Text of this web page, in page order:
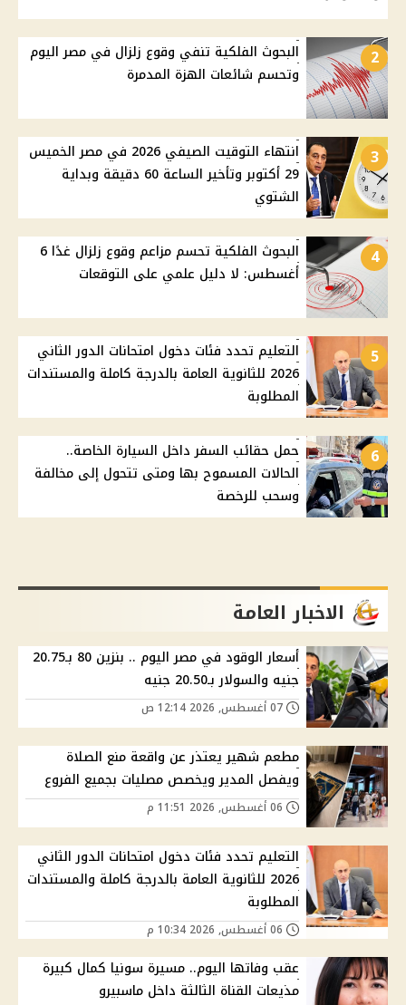
2
البحوث الفلكية تنفي وقوع زلزال في مصر اليوم
وتحسم شائعات الهزة المدمرة
3
انتهاء التوقيت الصيفي 2026 في مصر الخميس
29 أكتوبر وتأخير الساعة 60 دقيقة وبداية
الشتوي
4
البحوث الفلكية تحسم مزاعم وقوع زلزال غدًا 6
أغسطس: لا دليل علمي على التوقعات
5
التعليم تحدد فئات دخول امتحانات الدور الثاني
2026 للثانوية العامة بالدرجة كاملة والمستندات
المطلوبة
6
حمل حقائب السفر داخل السيارة الخاصة..
الحالات المسموح بها ومتى تتحول إلى مخالفة
وسحب للرخصة
الاخبار العامة
أسعار الوقود في مصر اليوم .. بنزين 80 بـ20.75
جنيه والسولار بـ20.50 جنيه
مطعم شهير يعتذر عن واقعة منع الصلاة
ويفصل المدير ويخصص مصليات بجميع الفروع
التعليم تحدد فئات دخول امتحانات الدور الثاني
2026 للثانوية العامة بالدرجة كاملة والمستندات
المطلوبة
عقب وفاتها اليوم.. مسيرة سونيا كمال كبيرة
مذيعات القناة الثالثة داخل ماسبيرو